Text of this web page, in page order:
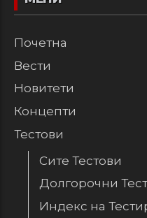
Почетна
Вести
Новитети
Концепти
Тестови
Сите Тестови
Долгорочни
Индекс на